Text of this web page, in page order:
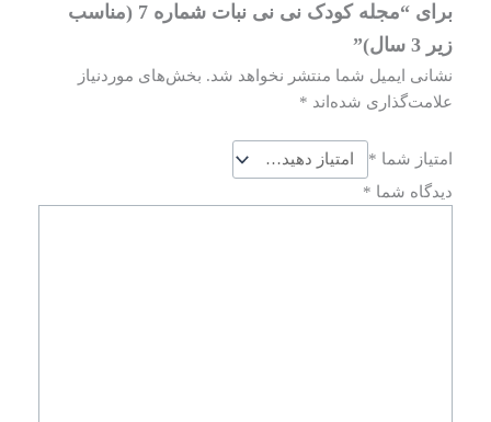
برای “مجله کودک نی نی نبات شماره 7 (مناسب
زیر 3 سال)”
نشانی ایمیل شما منتشر نخواهد شد. بخش‌های موردنیاز
علامت‌گذاری شده‌اند *
امتیاز شما *
دیدگاه شما *